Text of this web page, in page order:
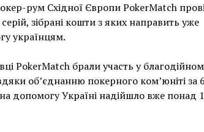
рум Східної Європи PokerMatch
зібрані кошти з яких направить уже
українцям.
PokerMatch брали участь у
об’єднанню покерного ком’юніті за
на допомогу Україні надійшло вже понад